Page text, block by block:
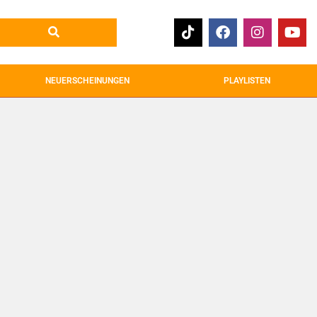
NEUERSCHEINUNGEN PLAYLISTEN